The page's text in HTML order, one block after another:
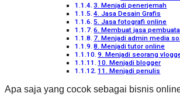
3. Menjadi penerjemah
4. Jasa Desain Grafis
5. Jasa fotografi online
6. Membuat jasa
7. Menjadi admin media
8. Menjadi tutor online
9. Menjadi seorang
10. Menjadi blogger
11. Menjadi penulis
Apa saja yang cocok sebagai bisnis